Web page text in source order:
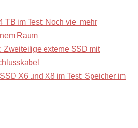
TB im Test: Noch viel mehr
Raum
Zweiteilige externe SSD mit
X6 und X8 im Test: Speicher im